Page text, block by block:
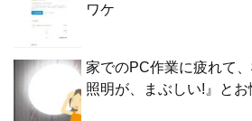
ワケ
家でのPC作業に疲れて
照明が、まぶしい!』と